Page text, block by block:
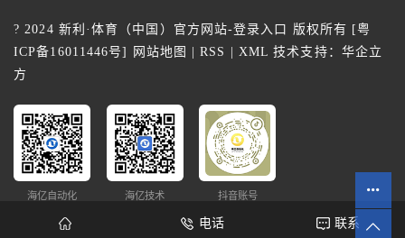
? 2024 新利·体育（中国）官方网站-登录入口 版权所有 [粤
ICP备16011446号] 网站地图 |RSS XML 技术支持： 华企立
方
海亿自动化 海亿技术 抖音账号
电话 联系